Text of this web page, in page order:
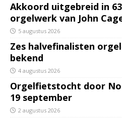
Akkoord uitgebreid in
orgelwerk van John
5 augustus 2026
Zes halvefinalisten
bekend
4 augustus 2026
Orgelfietstocht door
19 september
2 augustus 2026